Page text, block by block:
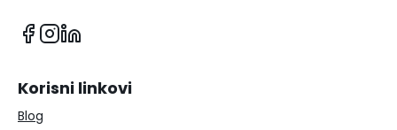
Korisni linkovi
Blog